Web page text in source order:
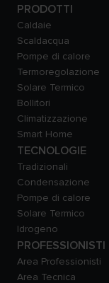
PRODOTTI
Caldaie
Scaldacqua
Pompe di calore
Termoregolazione
Solare Termico
Bollitori
Climatizzazione
Smart Home
TECNOLOGIE
Tradizionali
Condensazione
Pompe di calore
Solare Termico
Idrogeno
PROFESSIONISTI
Area Professionisti
Area Tecnica